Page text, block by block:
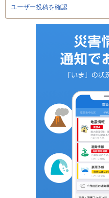
ユーザー投稿を確認